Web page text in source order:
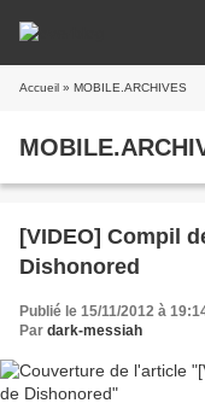
Accueil » MOBILE.ARCHIVES
[VIDEO] Compil
Dishonored
Publié le 15/11/2012 à
Par dark-messiah